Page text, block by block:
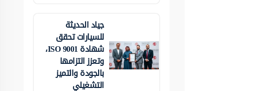
جياد الحديثة
للسيارات تحقق
شهادة ISO 9001،
وتعزز التزامها
بالجودة والتميز
التشغيلي